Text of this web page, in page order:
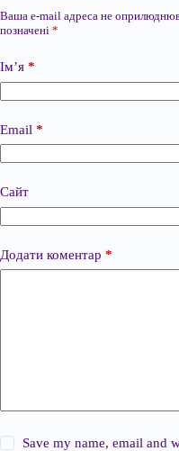
Ваша e-mail адреса не
позначені *
Ім’я *
Email *
Сайт
Додати коментар *
Save my name, email and